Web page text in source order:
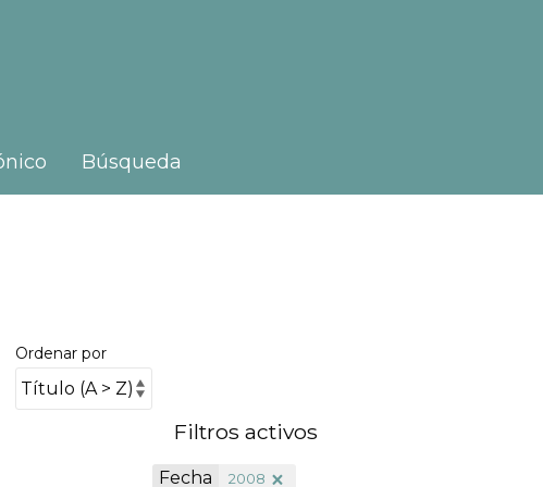
Búsqueda
Ordenar por
Filtros activos
Fecha 2008